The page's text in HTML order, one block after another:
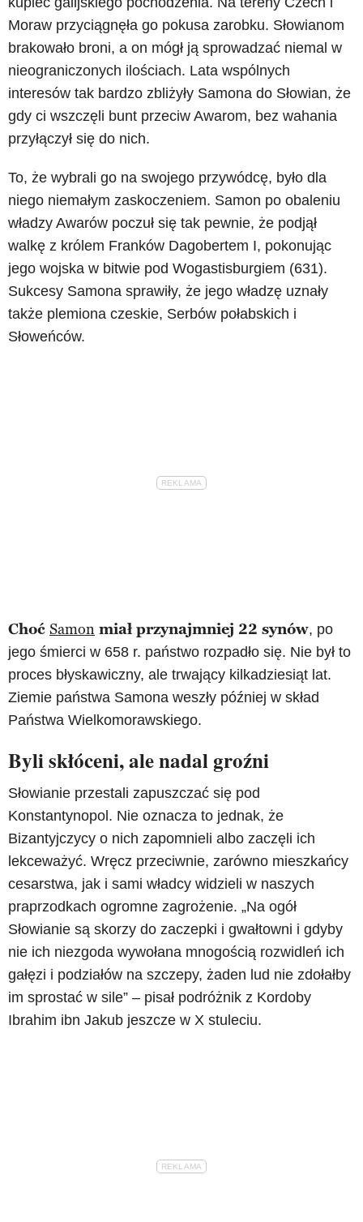
Moraw przyciągnęła go pokusa zarobku. Słowianom
brakowało broni, a on mógł ją sprowadzać niemal w
nieograniczonych ilościach. Lata wspólnych
interesów tak bardzo zbliżyły Samona do Słowian, że
gdy ci wszczęli bunt przeciw Awarom, bez wahania
przyłączył się do nich.
To, że wybrali go na swojego przywódcę, było dla
niego niemałym zaskoczeniem. Samon po obaleniu
władzy Awarów poczuł się tak pewnie, że podjął
walkę z królem Franków Dagobertem I, pokonując
jego wojska w bitwie pod Wogastisburgiem (631).
Sukcesy Samona sprawiły, że jego władzę uznały
także plemiona czeskie, Serbów połabskich i
Słoweńców.
Choć Samon miał przynajmniej 22 synów, po
jego śmierci w 658 r. państwo rozpadło się. Nie był to
proces błyskawiczny, ale trwający kilkadziesiąt lat.
Ziemie państwa Samona weszły później w skład
Państwa Wielkomorawskiego.
Byli skłóceni, ale nadal groźni
Słowianie przestali zapuszczać się pod
Konstantynopol. Nie oznacza to jednak, że
Bizantyjczycy o nich zapomnieli albo zaczęli ich
lekceważyć. Wręcz przeciwnie, zarówno mieszkańcy
cesarstwa, jak i sami władcy widzieli w naszych
praprzodkach ogromne zagrożenie. „Na ogół
Słowianie są skorzy do zaczepki i gwałtowni i gdyby
nie ich niezgoda wywołana mnogością rozwidleń ich
gałęzi i podziałów na szczepy, żaden lud nie zdołałby
im sprostać w sile” – pisał podróżnik z Kordoby
Ibrahim ibn Jakub jeszcze w X stuleciu.